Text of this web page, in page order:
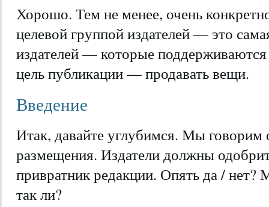
Хорошо. Тем не менее, очень
целевой группой издателей — это
издателей — которые
цель публикации — продавать вещи.
Введение
Итак, давайте углубимся. Мы говорим
размещения. Издатели должны
привратник редакции. Опять да /
так ли?